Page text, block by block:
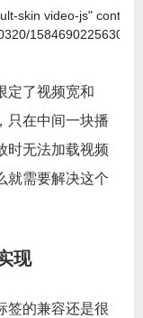
skin video-js"
定了视频宽和
只在中间一块播
时无法加载视频
就需要解决这个
现
签的兼容还是很